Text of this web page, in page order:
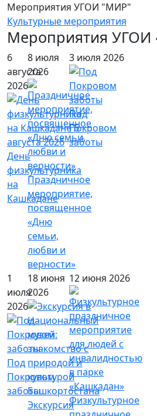
Мероприятия УГОИ "МИР"
Культурные мероприятия
Мероприятия УГОИ
6
августа
2026
День
физкультурника
на
Кашкадане
8 июля
2026
Праздничное
мероприятие,
посвященное
«Дню
семьи,
любви и
верности»
3 июля 2026
Под
Покровом
заботы
1
июля
2026
Под
Покровом
заботы
18 июня
2026
Экскурсия
12 июня 2026
Физкультурное